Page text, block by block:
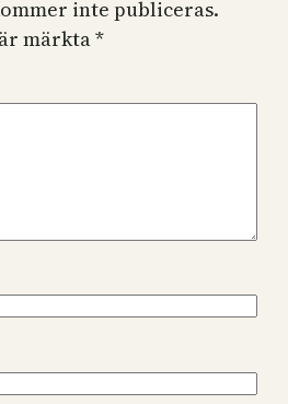
inte publiceras.
märkta*